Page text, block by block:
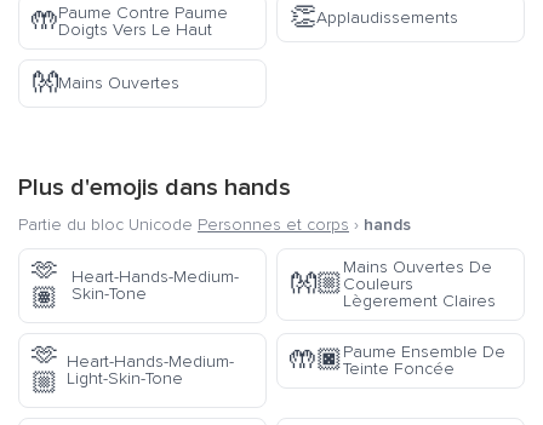
🤲Paume Contre Paume
Doigts Vers Le Haut
👏Applaudissements
👐Mains Ouvertes
Plus d'emojis dans hands
Partie du bloc Unicode Personnes et corps › hands
🫶
🏽
Heart-Hands-Medium-
Skin-Tone
👐🏼
Mains Ouvertes De
Couleurs
Lègerement Claires
🫶
🏼
Heart-Hands-Medium-
Light-Skin-Tone
🤲🏿Paume Ensemble De
Teinte Foncée